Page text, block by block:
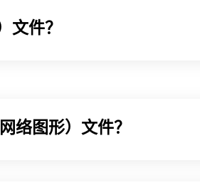
文件？
络图形）文件？